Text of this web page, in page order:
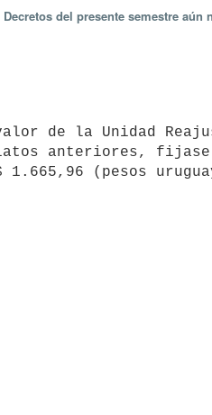
del presente semestre aún
anteriores,